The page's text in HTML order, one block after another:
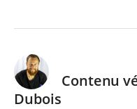
Contenu
Dubois